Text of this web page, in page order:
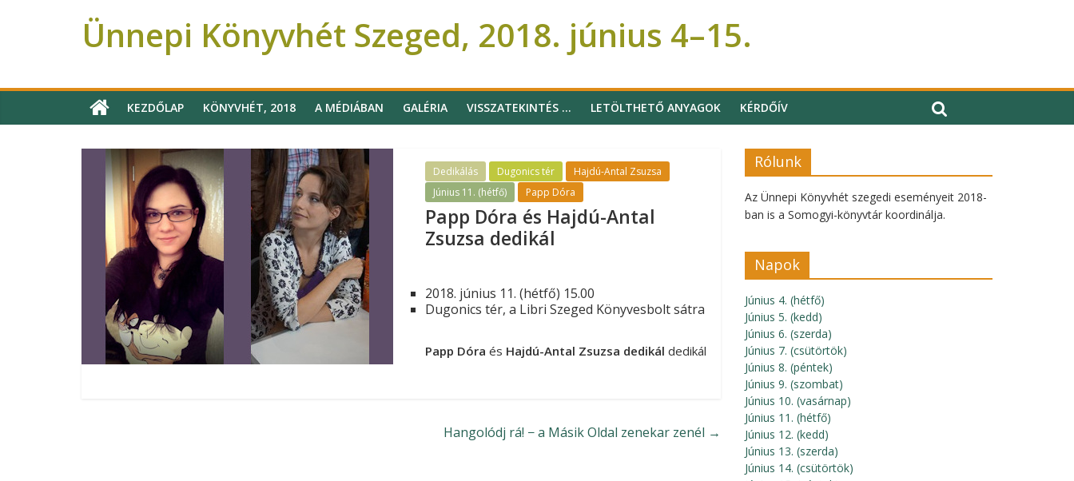
Ünnepi Könyvhét Szeged, 2018. június 4–15.
KEZDŐLAP KÖNYVHÉT, 2018 A MÉDIÁBAN GALÉRIA VISSZATEKINTÉS … LETÖLTHETŐ ANYAGOK KÉRDŐÍV
Dedikálás Dugonics tér
Hajdú-Antal Zsuzsa
Június 11. (hétfő)
Papp Dóra
Papp Dóra és Hajdú-Antal
Zsuzsa dedikál
2018. június 11. (hétfő) 15.00
Dugonics tér, a Libri Szeged Könyvesbolt sátra
Papp Dóra és Hajdú-Antal Zsuzsa dedikál dedikál
Hangolódj rá! − a Másik Oldal zenekar zenél →
Rólunk
Az Ünnepi Könyvhét szegedi eseményeit 2018-
ban is a Somogyi-könyvtár koordinálja.
Napok
Június 4. (hétfő)
Június 5. (kedd)
Június 6. (szerda)
Június 7. (csütörtök)
Június 8. (péntek)
Június 9. (szombat)
Június 10. (vasárnap)
Június 11. (hétfő)
Június 12. (kedd)
Június 13. (szerda)
Június 14. (csütörtök)